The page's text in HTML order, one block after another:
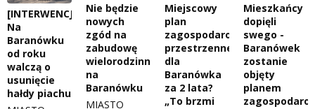
[INTERWENCJA]
Na
Baranówku
od roku
walczą o
usunięcie
hałdy piachu
Nie będzie
nowych
zgód na
zabudowę
wielorodzinną
na
Baranówku
MIASTO
Miejscowy
plan
zagospodarowania
przestrzennego
dla
Baranówka
za 2 lata?
„To brzmi
Mieszkańcy
dopięli
swego -
Baranówek
zostanie
objęty
planem